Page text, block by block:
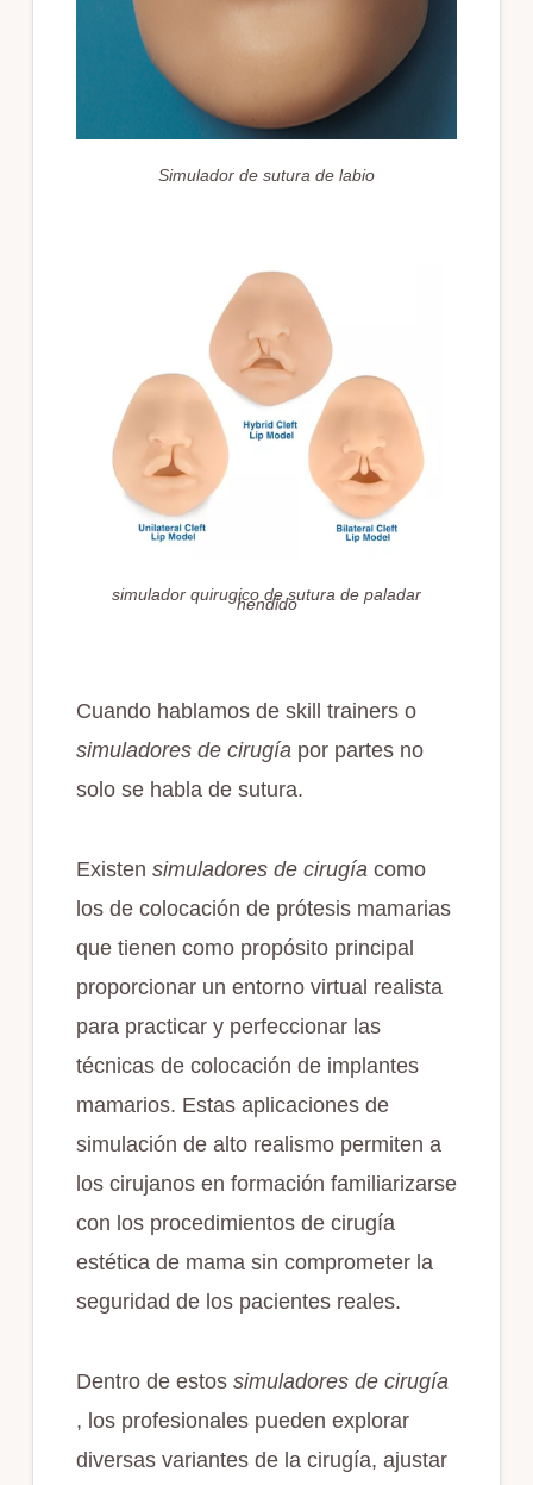
Simulador de sutura de labio
simulador quirugico de sutura de paladar
hendido
Cuando hablamos de skill trainers o
simuladores de cirugía por partes no
solo se habla de sutura.
Existen simuladores de cirugía como
los de colocación de prótesis mamarias
que tienen como propósito principal
proporcionar un entorno virtual realista
para practicar y perfeccionar las
técnicas de colocación de implantes
mamarios. Estas aplicaciones de
simulación de alto realismo permiten a
los cirujanos en formación familiarizarse
con los procedimientos de cirugía
estética de mama sin comprometer la
seguridad de los pacientes reales.
Dentro de estos simuladores de cirugía
, los profesionales pueden explorar
diversas variantes de la cirugía, ajustar